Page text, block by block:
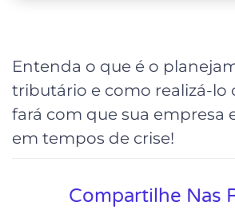
Entenda o que é o
tributário e como realizá-lo
fará com que sua empresa
em tempos de crise!
Compartilhe Nas